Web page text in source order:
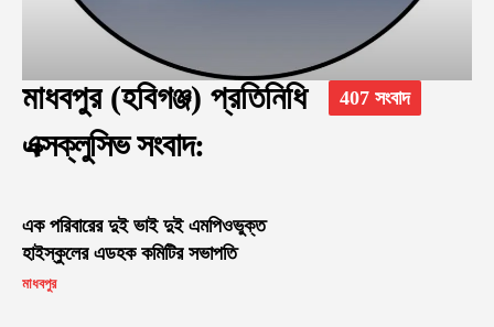
মাধবপুর (হবিগঞ্জ) প্রতিনিধি 407 সংবাদ
এক্সক্লুসিভ সংবাদ:
এক পরিবারের দুই ভাই দুই এমপিওভুক্ত
হাইস্কুলের এডহক কমিটির সভাপতি
মাধবপুর